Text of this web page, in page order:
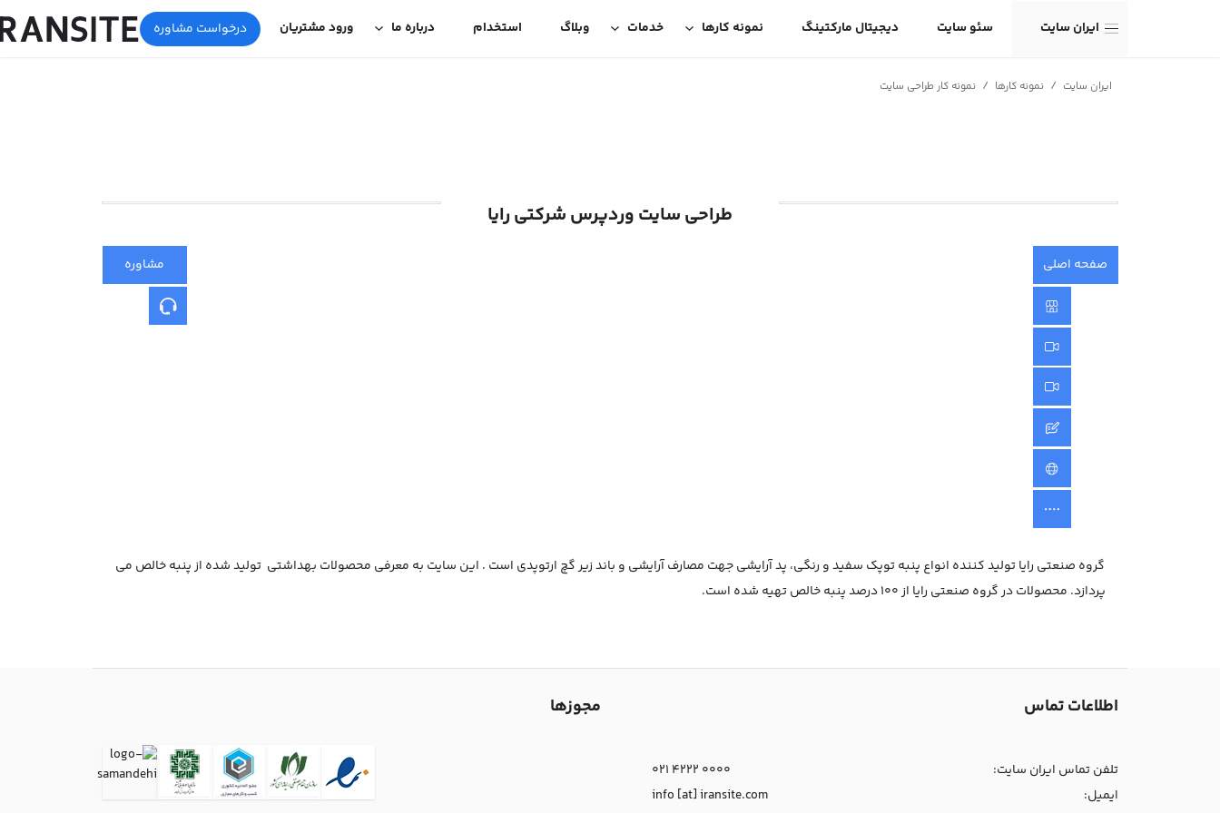
ایران سایت سئو سایت دیجیتال مارکتینگ نمونه کارها خدمات وبلاگ استخدام درباره ما ورود مشتریان درخواست مشاوره
ایران سایت / نمونه کارها / نمونه کار طراحی سایت
طراحی سایت وردپرس شرکتی رایا
صفحه اصلی مشاوره
گروه صنعتی رایا تولید کننده انواع پنبه توپک سفید و رنگی، پد آرایشی جهت مصارف آرایشی و باند زیر گچ ارتوپدی است . این سایت به معرفی محصولات بهداشتی تولید شده از پنبه خالص می
پردازد. محصولات در گروه صنعتی رایا از 100 درصد پنبه خالص تهیه شده است.
اطلاعات تماس
تلفن تماس ایران سایت:
021 4222 0000
ایمیل:
info [at] iransite.com
مجوزها